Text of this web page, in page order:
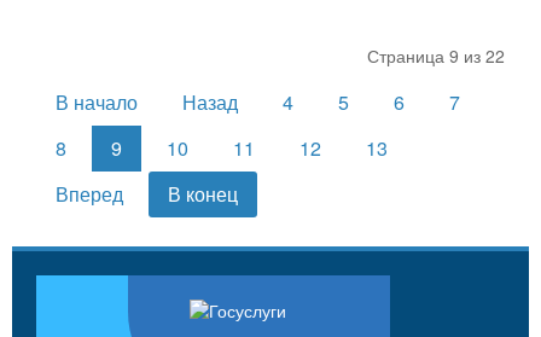
Страница 9 из 22
В начало Назад 4 5 6
7
8
9 10 11 12
13
Вперед
В конец